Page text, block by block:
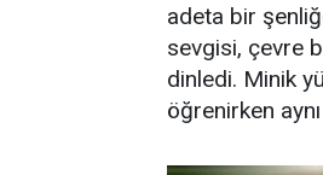
adeta bir
sevgisi, çevre
dinledi. Minik
öğrenirken